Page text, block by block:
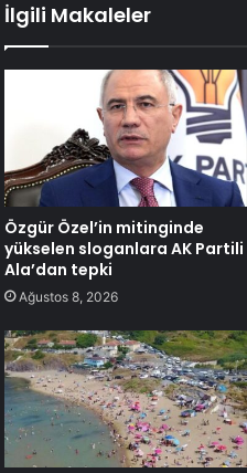
İlgili Makaleler
Özgür Özel’in mitinginde
yükselen sloganlara AK Partili
Ala’dan tepki
Ağustos 8, 2026